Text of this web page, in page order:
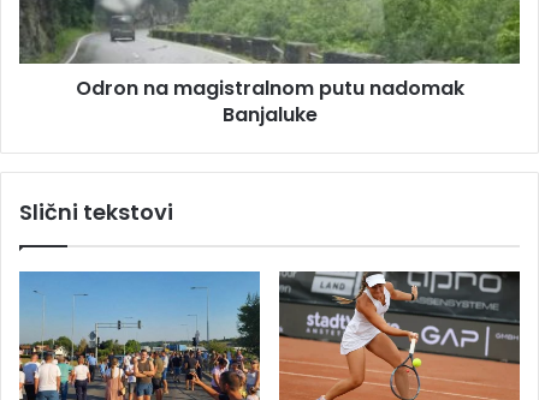
a
U
n
r
i
T
u
a
m
a
a
p
u
t
Odron na magistralnom putu nadomak
Banjaluke
Slični tekstovi